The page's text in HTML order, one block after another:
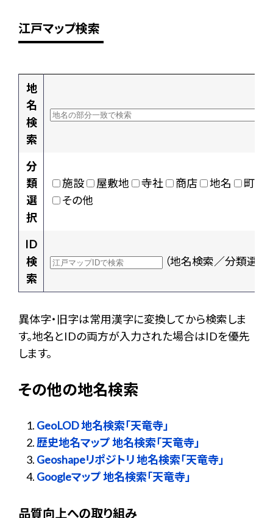
江戸マップ検索
地
名
検
索
分
類
選
択
施設 屋敷地 寺社 商店 地名
町村
その他
ID
検
索
（地名検索／分類選択
異体字・旧字は常用漢字に変換してから検索しま
す。地名とIDの両方が入力された場合はIDを優先
します。
その他の地名検索
GeoLOD 地名検索「天竜寺」
歴史地名マップ 地名検索「天竜寺」
Geoshapeリポジトリ 地名検索「天竜寺」
Googleマップ 地名検索「天竜寺」
品質向上への取り組み